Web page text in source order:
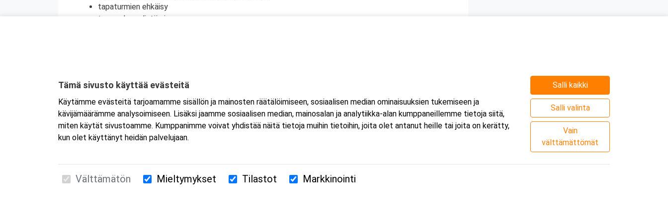
tapaturmien ehkäisy
terveyden edistäminen
Kyseessä on etäkoulutus.Koulutus tapahtuu Microsoft Teams-sovelluksella. Voit osallistua
tai mobiililaitteelle erikseen. Mikäli haluat ladata Teams-sovelluksen, löydät sen omasta sovelluskaupasta.
Tarkemmat ohjeet lähetetään vahvistusviestissä.
Suomen Ensiapukoulutus Oy / Valimotie 21 / 00380 Helsinki
Tämä sivusto käyttää evästeitä
Käytämme evästeitä tarjoamamme sisällön ja mainosten räätälöimiseen, sosiaalisen median ominaisuuksien tukemiseen ja
kävijämäärämme analysoimiseen. Lisäksi jaamme sosiaalisen median, mainosalan ja analytiikka-alan kumppaneillemme tietoja siitä,
miten käytät sivustoamme. Kumppanimme voivat yhdistää näitä tietoja muihin tietoihin, joita olet antanut heille tai joita on kerätty,
kun olet käyttänyt heidän palvelujaan.
Salli kaikki
Salli valinta
Vain
välttämättömät
Välttämätön Mieltymykset Tilastot Markkinointi